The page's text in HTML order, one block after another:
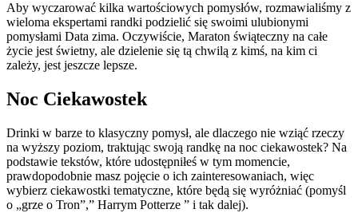
Aby wyczarować kilka wartościowych pomysłów, rozmawialiśmy z
wieloma ekspertami randki podzielić się swoimi ulubionymi
pomysłami Data zima. Oczywiście, Maraton świąteczny na całe
życie jest świetny, ale dzielenie się tą chwilą z kimś, na kim ci
zależy, jest jeszcze lepsze.
Noc Ciekawostek
Drinki w barze to klasyczny pomysł, ale dlaczego nie wziąć rzeczy
na wyższy poziom, traktując swoją randkę na noc ciekawostek? Na
podstawie tekstów, które udostępniłeś w tym momencie,
prawdopodobnie masz pojęcie o ich zainteresowaniach, więc
wybierz ciekawostki tematyczne, które będą się wyróżniać (pomyśl
o „grze o Tron”,” Harrym Potterze ” i tak dalej).